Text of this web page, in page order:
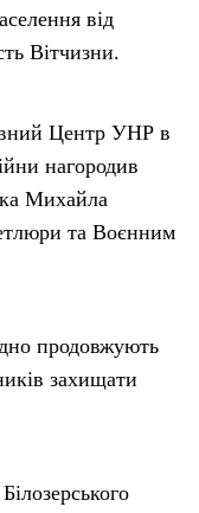
від
Вітчизни.
Центр УНР в
нагородив
Михайла
та Воєнним
продовжують
захищати